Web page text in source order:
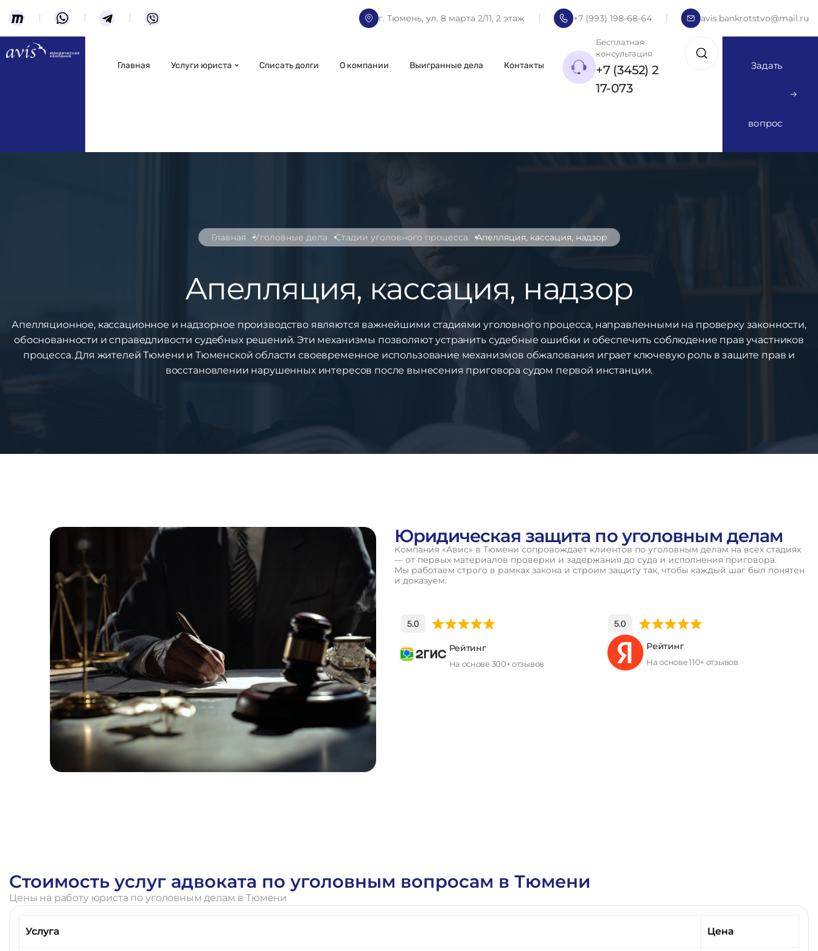
г. Тюмень, ул. 8 марта 2/11, 2 этаж +7 (993) 198-68-64 avis.bankrotstvo@mail.ru
Главная Услуги юриста Списать долги О компании Выигранные дела Контакты
Бесплатная
консультация
+7 (3452) 2
17-073
Задать
вопрос
Главная Уголовные дела Стадии уголовного процесса Апелляция, кассация, надзор
Апелляция, кассация, надзор
Апелляционное, кассационное и надзорное производство являются важнейшими стадиями уголовного процесса, направленными на проверку законности,
обоснованности и справедливости судебных решений. Эти механизмы позволяют устранить судебные ошибки и обеспечить соблюдение прав участников
процесса. Для жителей Тюмени и Тюменской области своевременное использование механизмов обжалования играет ключевую роль в защите прав и
восстановлении нарушенных интересов после вынесения приговора судом первой инстанции.
1
ВЫИГРАННЫХ
ДЕЛ
Юридическая защита по уголовным делам
Компания «Авис» в Тюмени сопровождает клиентов по уголовным делам на всех стадиях
— от первых материалов проверки и задержания до суда и исполнения приговора.
Мы работаем строго в рамках закона и строим защиту так, чтобы каждый шаг был понятен
и доказуем.
Рейтинг
На основе 300+ отзывов
Рейтинг
На основе 110+ отзывов
Стоимость услуг адвоката по уголовным вопросам в Тюмени
Цены на работу юриста по уголовным делам в Тюмени
Услуга Цена